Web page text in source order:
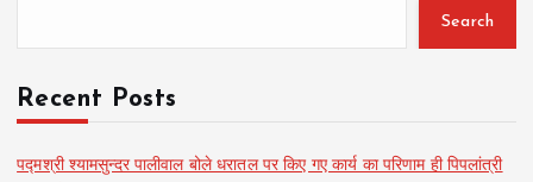
Search
Recent Posts
पद्मश्री श्यामसुन्दर पालीवाल बोले धरातल पर किए गए कार्य का परिणाम ही पिपलांत्री